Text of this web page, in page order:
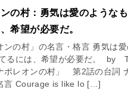
の村：勇気は愛のような
希望が必要だ。
ンの村」の名言・格言 勇気は
るには、希望が必要だ。 by
レオンの村」 第2話の台詞
言 Courage is like lo […]